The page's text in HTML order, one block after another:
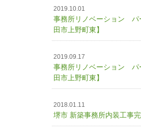
2019.10.01
事務所リノベーション パ
田市上野町東】
2019.09.17
事務所リノベーション パ
田市上野町東】
2018.01.11
堺市 新築事務所内装工事